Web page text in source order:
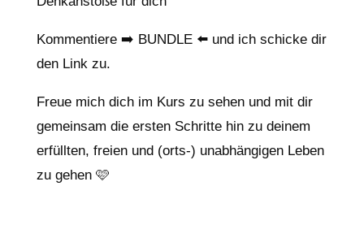
Kommentiere ➡️ BUNDLE ⬅️ und ich schicke dir
den Link zu.
Freue mich dich im Kurs zu sehen und mit dir
gemeinsam die ersten Schritte hin zu deinem
erfüllten, freien und (orts-) unabhängigen Leben
zu gehen 🩷